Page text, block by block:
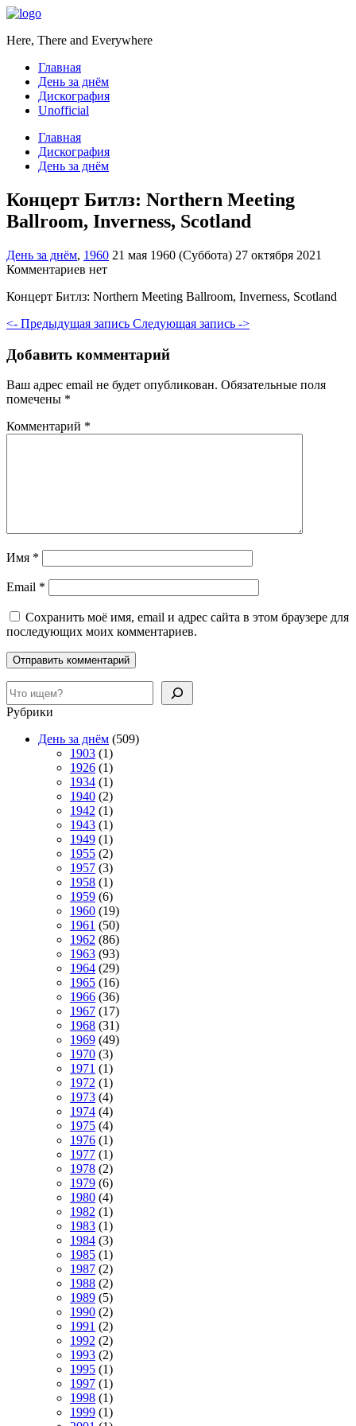
Here, There and Everywhere
Главная
День за днём
Дискография
Unofficial
Главная
Дискография
День за днём
Концерт Битлз: Northern Meeting
Ballroom, Inverness, Scotland
День за днём, 1960 21 мая 1960 (Суббота) 27 октября 2021
Комментариев нет
Концерт Битлз: Northern Meeting Ballroom, Inverness, Scotland
<- Предыдущая запись Следующая запись ->
Добавить комментарий
Ваш адрес email не будет опубликован. Обязательные поля
помечены *
Комментарий *
Имя *
Email *
Сохранить моё имя, email и адрес сайта в этом браузере для
последующих моих комментариев.
Поиск
Рубрики
День за днём (509)
1903 (1)
1926 (1)
1934 (1)
1940 (2)
1942 (1)
1943 (1)
1949 (1)
1955 (2)
1957 (3)
1958 (1)
1959 (6)
1960 (19)
1961 (50)
1962 (86)
1963 (93)
1964 (29)
1965 (16)
1966 (36)
1967 (17)
1968 (31)
1969 (49)
1970 (3)
1971 (1)
1972 (1)
1973 (4)
1974 (4)
1975 (4)
1976 (1)
1977 (1)
1978 (2)
1979 (6)
1980 (4)
1982 (1)
1983 (1)
1984 (3)
1985 (1)
1987 (2)
1988 (2)
1989 (5)
1990 (2)
1991 (2)
1992 (2)
1993 (2)
1995 (1)
1997 (1)
1998 (1)
1999 (1)